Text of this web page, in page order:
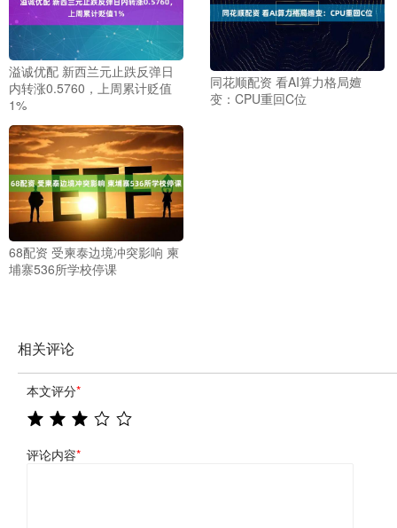
溢诚优配 新西兰元止跌反弹日
内转涨0.5760，上周累计贬值
1%
同花顺配资 看AI算力格局嬗
变：CPU重回C位
68配资 受柬泰边境冲突影响 柬
埔寨536所学校停课
相关评论
本文评分*
评论内容*